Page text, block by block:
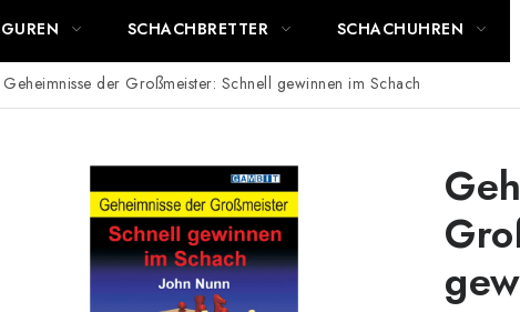
SCHACHBRETTER SCHACHUHREN
Geheimnisse der Großmeister: Schnell gewinnen im Schach